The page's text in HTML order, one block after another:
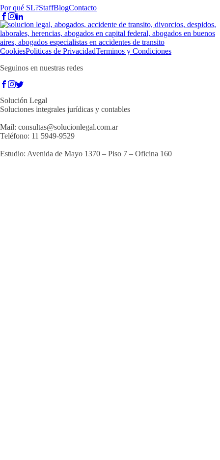
Por qué SL?StaffBlogContacto
CookiesPoliticas de PrivacidadTerminos y Condiciones
Seguinos en nuestras redes
Solución Legal
Soluciones integrales jurídicas y contables
Mail: consultas@solucionlegal.com.ar
Teléfono: 11 5949-9529
Estudio: Avenida de Mayo 1370 – Piso 7 – Oficina 160